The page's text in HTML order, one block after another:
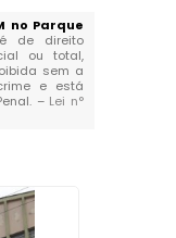
no Parque
de direito
ou total,
sem a
e está
– Lei n°